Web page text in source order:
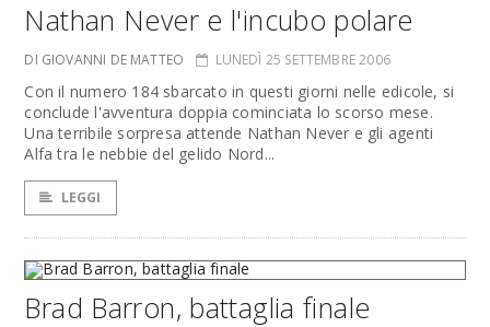
Nathan Never e l'incubo polare
DI GIOVANNI DE MATTEO LUNEDÌ 25 SETTEMBRE 2006
Con il numero 184 sbarcato in questi giorni nelle edicole, si
conclude l'avventura doppia cominciata lo scorso mese.
Una terribile sorpresa attende Nathan Never e gli agenti
Alfa tra le nebbie del gelido Nord...
LEGGI
Brad Barron, battaglia finale